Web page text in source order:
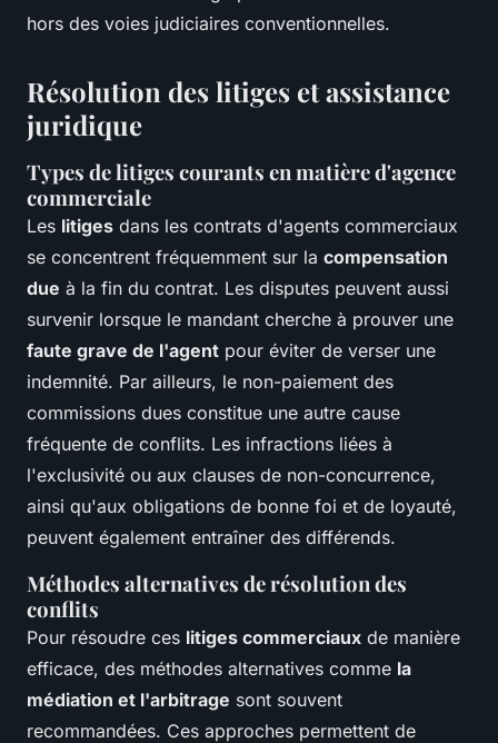
hors des voies judiciaires conventionnelles.
Résolution des litiges et assistance
juridique
Types de litiges courants en matière d'agence
commerciale
Les litiges dans les contrats d'agents commerciaux
se concentrent fréquemment sur la compensation
due à la fin du contrat. Les disputes peuvent aussi
survenir lorsque le mandant cherche à prouver une
faute grave de l'agent pour éviter de verser une
indemnité. Par ailleurs, le non-paiement des
commissions dues constitue une autre cause
fréquente de conflits. Les infractions liées à
l'exclusivité ou aux clauses de non-concurrence,
ainsi qu'aux obligations de bonne foi et de loyauté,
peuvent également entraîner des différends.
Méthodes alternatives de résolution des
conflits
Pour résoudre ces litiges commerciaux de manière
efficace, des méthodes alternatives comme la
médiation et l'arbitrage sont souvent
recommandées. Ces approches permettent de